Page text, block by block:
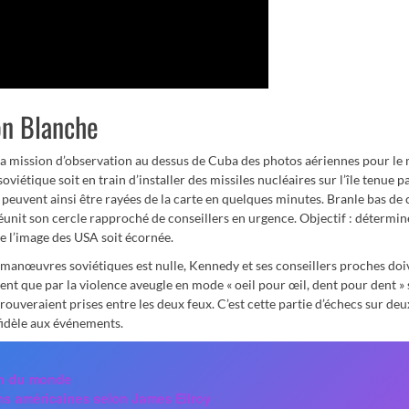
Blanche
d’observation au dessus de Cuba des photos aériennes pour le
soit en train d’installer des missiles nucléaires sur l’île tenue
ainsi être rayées de la carte en quelques minutes. Branle bas de
son cercle rapproché de conseillers en urgence. Objectif :
l’image des USA soit écornée.
soviétiques est nulle, Kennedy et ses conseillers proches
que par la violence aveugle en mode « oeil pour œil, dent pour dent »
prises entre les deux feux. C’est cette partie d’échecs sur
aux événements.
du monde
américaines selon James Ellroy